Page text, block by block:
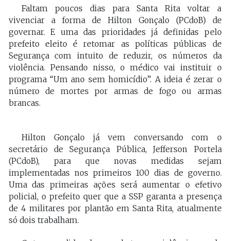
Faltam poucos dias para Santa Rita voltar a
vivenciar a forma de Hilton Gonçalo (PCdoB) de
governar. E uma das prioridades já definidas pelo
prefeito eleito é retomar as políticas públicas de
Segurança com intuito de reduzir, os números da
violência. Pensando nisso, o médico vai instituir o
programa “Um ano sem homicídio”. A ideia é zerar o
número de mortes por armas de fogo ou armas
brancas.
Hilton Gonçalo já vem conversando com o
secretário de Segurança Pública, Jefferson Portela
(PCdoB), para que novas medidas sejam
implementadas nos primeiros 100 dias de governo.
Uma das primeiras ações será aumentar o efetivo
policial, o prefeito quer que a SSP garanta a presença
de 4 militares por plantão em Santa Rita, atualmente
só dois trabalham.